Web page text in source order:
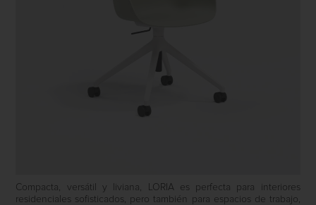
Compacta, versátil y liviana, LORIA es perfecta para interiores
residenciales sofisticados, pero también para espacios de trabajo,